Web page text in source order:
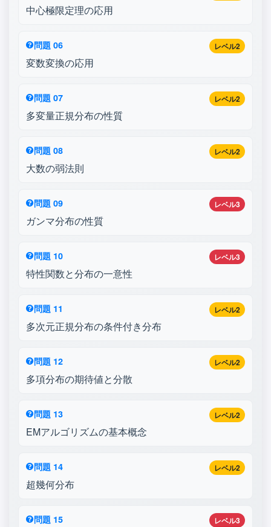
中心極限定理の応用
レベル2
問題 06
変数変換の応用
レベル2
問題 07
多変量正規分布の性質
レベル2
問題 08
大数の弱法則
レベル3
問題 09
ガンマ分布の性質
レベル3
問題 10
特性関数と分布の一意性
レベル2
問題 11
多次元正規分布の条件付き分布
レベル2
問題 12
多項分布の期待値と分散
レベル2
問題 13
EMアルゴリズムの基本概念
レベル2
問題 14
超幾何分布
レベル3
問題 15